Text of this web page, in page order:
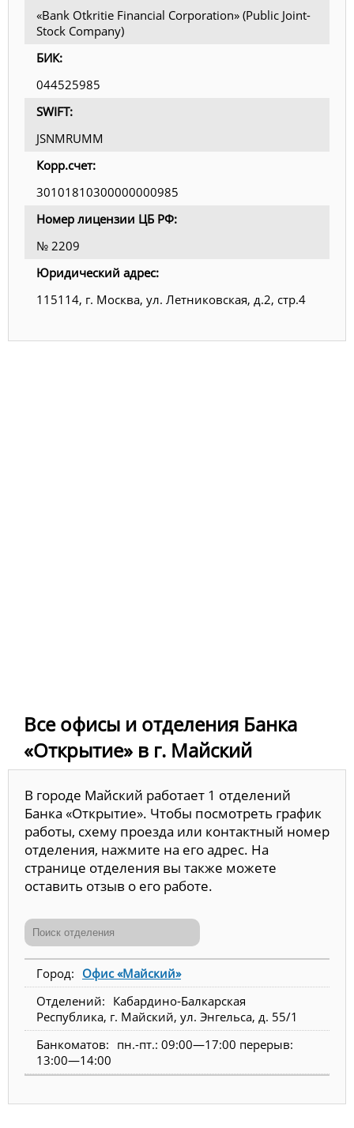
«Bank Otkritie Financial Corporation» (Public Joint-
Stock Company)
БИК:
044525985
SWIFT:
JSNMRUMM
Корр.счет:
30101810300000000985
Номер лицензии ЦБ РФ:
№ 2209
Юридический адрес:
115114, г. Москва, ул. Летниковская, д.2, стр.4
Все офисы и отделения Банка
«Открытие» в г. Майский
В городе Майский работает 1 отделений
Банка «Открытие». Чтобы посмотреть график
работы, схему проезда или контактный номер
отделения, нажмите на его адрес. На
странице отделения вы также можете
оставить отзыв о его работе.
Офис «Майский»
Кабардино-Балкарская
Республика, г. Майский, ул. Энгельса, д. 55/1
пн.-пт.: 09:00—17:00 перерыв:
13:00—14:00